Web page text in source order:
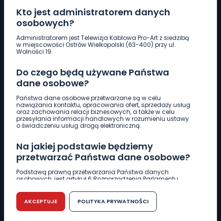
Kto jest administratorem danych
osobowych?
Administratorem jest Telewizja Kablowa Pro-Art z siedzibą
w miejscowości Ostrów Wielkopolski (63-400) przy ul.
Wolności 19.
Do czego będą używane Państwa
dane osobowe?
Państwa dane osobowe przetwarzane są w celu
nawiązania kontaktu, opracowania ofert, sprzedaży usług
oraz zachowania relacji biznesowych, a także w celu
przesyłania informacji handlowych w rozumieniu ustawy
o świadczeniu usług drogą elektroniczną.
Na jakiej podstawie będziemy
przetwarzać Państwa dane osobowe?
Podstawą prawną przetwarzania Państwa danych
osobowych, jest artykuł 6 Rozporządzenia Parlamentu
r. w sprawie ochrony osób fizycznych w związku z
przetwarzaniem danych osobowych w sprawie
swobodnego przepływu takich danych oraz uchylenia
dyrektywy 95/46/WE (RODO).
AKCEPTUJE POLITYKA PRYWATNOŚCI
Pobierz logotyp
661 997 997
REDAKCJA
62 735 22 22redakcja@wlkp24.info
DZIAŁ REKLAMY
62 735 01 85 reklama@wlkp24.info
WIADOMOŚCI
CIEKAWOSTKI